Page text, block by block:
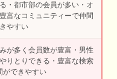
・都市部の会員が多い・オ
富なコミュニティーで仲間
やすい
が多く会員数が豊富・男性
りとりできる・豊富な検索
ができやすい